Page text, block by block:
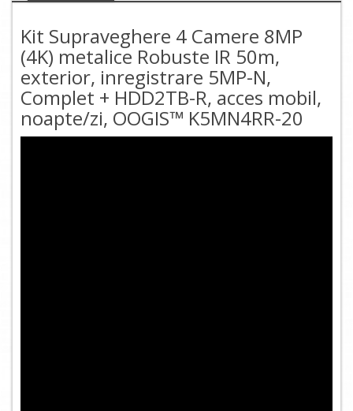
Kit Supraveghere 4 Camere 8MP
(4K) metalice Robuste IR 50m,
exterior, inregistrare 5MP-N,
Complet + HDD2TB-R, acces mobil,
noapte/zi, OOGIS™ K5MN4RR-20